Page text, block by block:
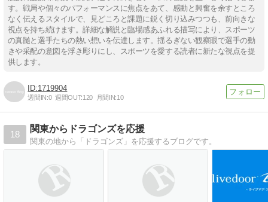
す。戦局や個々のパフォーマンスに焦点をあて、感動と興奮を余すところ
なく伝えるスタイルで、見どころと課題に鋭く切り込みつつも、前向きな
視点を持ち続けます。詳細な解説と臨場感あふれる描写により、スポーツ
の真髄と選手たちの熱い想いを伝達します。揺るぎない観察眼で選手の動
きや采配の意図を浮き彫りにし、スポーツを愛する読者に新たな視点を提
供します。
1719904
週間IN:0 週間OUT:120 月間IN:10
18
関東からドラゴンズを応援
関東の地から「ドラゴンズ」を応援するブログです。